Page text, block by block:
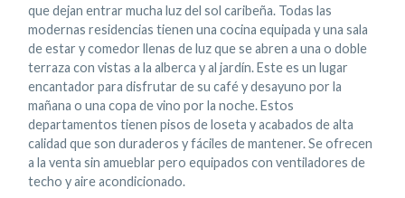
que dejan entrar mucha luz del sol caribeña. Todas las
modernas residencias tienen una cocina equipada y una sala
de estar y comedor llenas de luz que se abren a una o doble
terraza con vistas a la alberca y al jardín. Este es un lugar
encantador para disfrutar de su café y desayuno por la
mañana o una copa de vino por la noche. Estos
departamentos tienen pisos de loseta y acabados de alta
calidad que son duraderos y fáciles de mantener. Se ofrecen
a la venta sin amueblar pero equipados con ventiladores de
techo y aire acondicionado.